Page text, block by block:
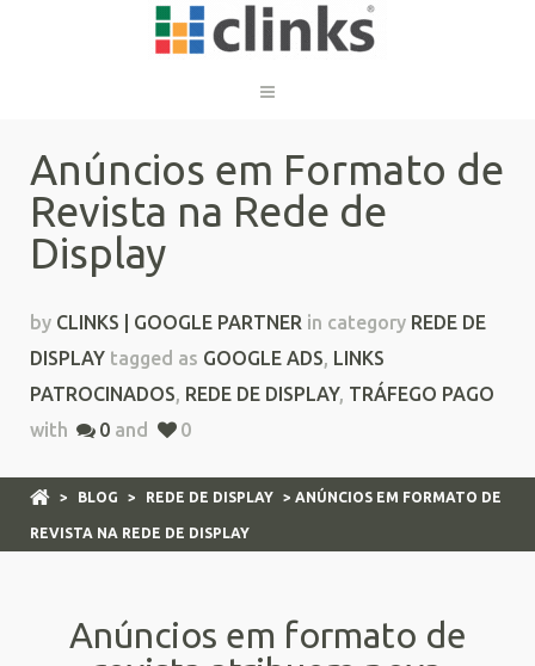
Anúncios em Formato de
Revista na Rede de
Display
by CLINKS | GOOGLE PARTNER in category REDE DE
DISPLAY tagged as GOOGLE ADS, LINKS
PATROCINADOS, REDE DE DISPLAY, TRÁFEGO PAGO
with
0 and 0
> BLOG > REDE DE DISPLAY > ANÚNCIOS EM FORMATO DE
REVISTA NA REDE DE DISPLAY
Anúncios em formato de